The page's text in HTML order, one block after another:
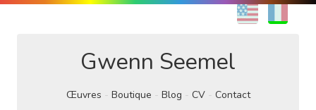
EN
Gwenn Seemel
Œuvres Boutique Blog CV Contact